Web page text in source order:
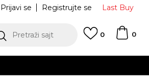
Last Buy
Prijavi se Registrujte se
Pretraži sajt 0
0